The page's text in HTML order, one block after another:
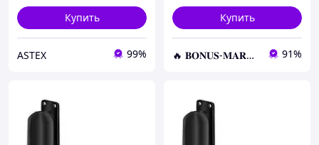
Купить
ASTEX 99%
Купить
🔥 𝐁𝐎𝐍𝐔𝐒-𝐌𝐀𝐑𝐊𝐄𝐓 🔥 – Трендовые товары по лучшим ценам 91%